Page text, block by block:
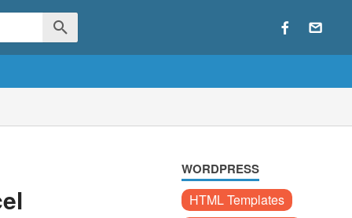
WORDPRESS
HTML Templates